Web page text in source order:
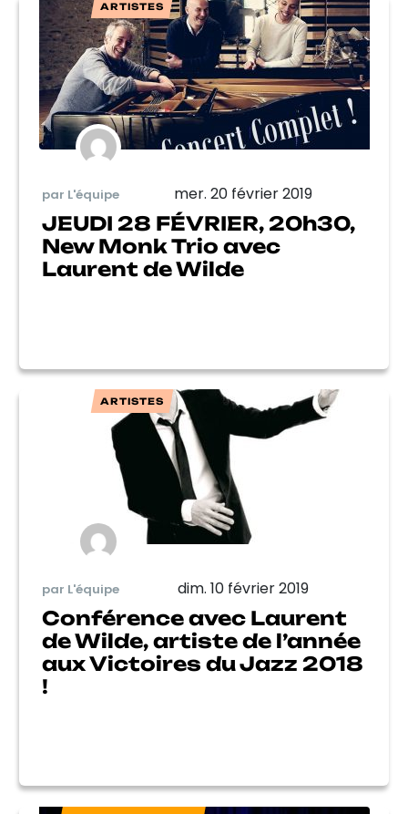
ARTISTES
par L'équipe mer. 20 février 2019
JEUDI 28 FÉVRIER, 20h30,
New Monk Trio avec
Laurent de Wilde
ARTISTES
par L'équipe dim. 10 février 2019
Conférence avec Laurent
de Wilde, artiste de l’année
aux Victoires du Jazz 2018
!